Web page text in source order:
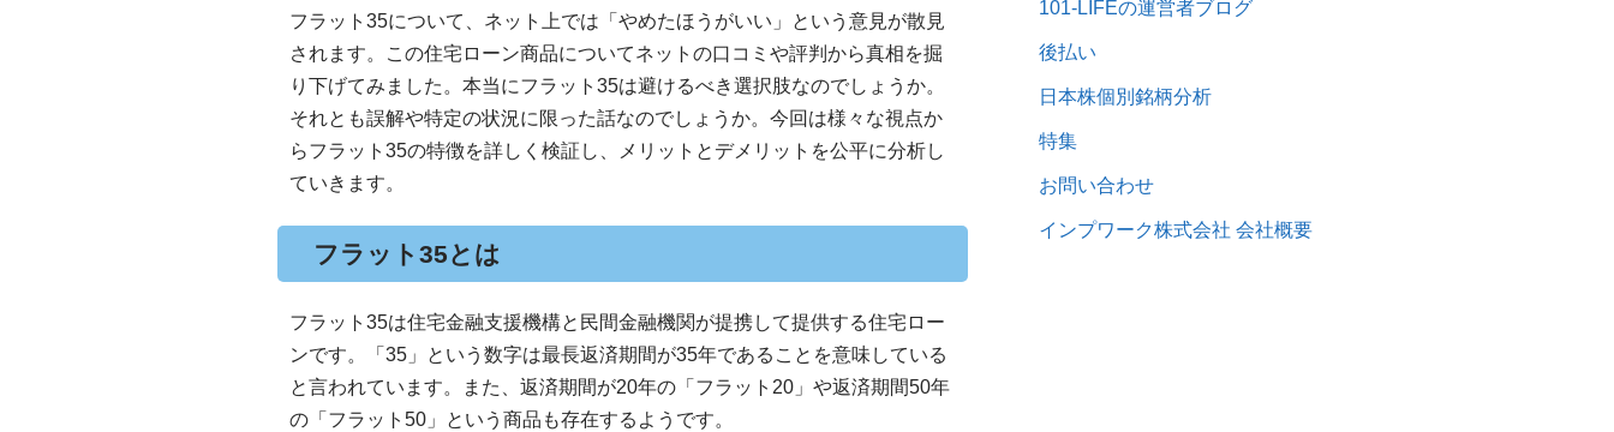
フラット35について、ネット上では「やめたほうがいい」という意見が散見
されます。この住宅ローン商品についてネットの口コミや評判から真相を掘
り下げてみました。本当にフラット35は避けるべき選択肢なのでしょうか。
それとも誤解や特定の状況に限った話なのでしょうか。今回は様々な視点か
らフラット35の特徴を詳しく検証し、メリットとデメリットを公平に分析し
ていきます。
フラット35とは
フラット35は住宅金融支援機構と民間金融機関が提携して提供する住宅ロー
ンです。「35」という数字は最長返済期間が35年であることを意味している
と言われています。また、返済期間が20年の「フラット20」や返済期間50年
の「フラット50」という商品も存在するようです。
101-LIFEの運営者ブログ
後払い
日本株個別銘柄分析
特集
お問い合わせ
インプワーク株式会社 会社概要